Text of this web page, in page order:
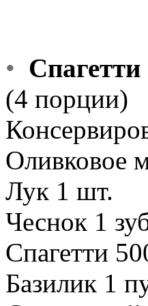
•
(4 порции)
Оливковое
Лук 1 шт.
Чеснок 1
Спагетти
Базилик 1